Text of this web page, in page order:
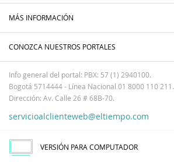
MÁS INFORMACIÓN
CONOZCA NUESTROS PORTALES
Info general del portal: PBX: 57 (1) 2940100.
Bogotá 5714444 - Línea Nacional 01 8000 110 211.
Dirección: Av. Calle 26 # 68B-70.
servicioalclienteweb@eltiempo.com
VERSIÓN PARA COMPUTADOR